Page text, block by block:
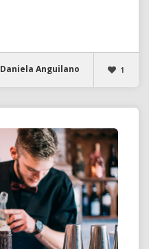
1
Daniela Anguilano